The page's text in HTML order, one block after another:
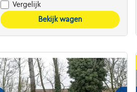
Vergelijk
Bekijk wagen